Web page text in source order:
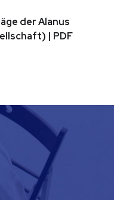
der Alanus
| PDF